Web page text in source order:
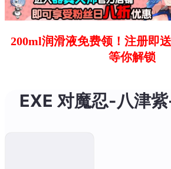
200ml润滑液免费领！注册即
等你解锁
EXE 对魔忍-八津